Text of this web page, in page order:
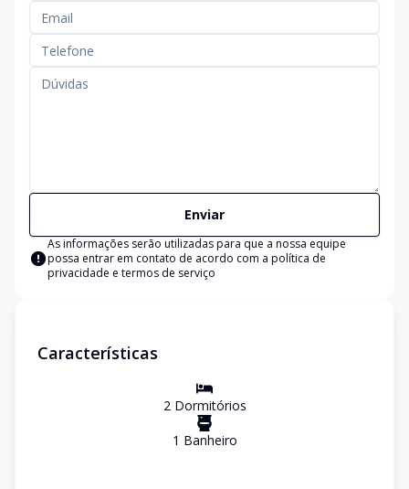
Enviar
As informações serão utilizadas para que a nossa equipe
possa entrar em contato de acordo com a política de
privacidade e termos de serviço
Características
2Dormitórios
1 Banheiro